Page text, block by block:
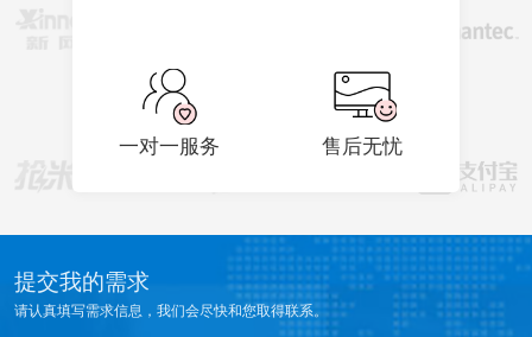
一对一服务 售后无忧
提交我的需求
请认真填写需求信息，我们会尽快和您取得联系。